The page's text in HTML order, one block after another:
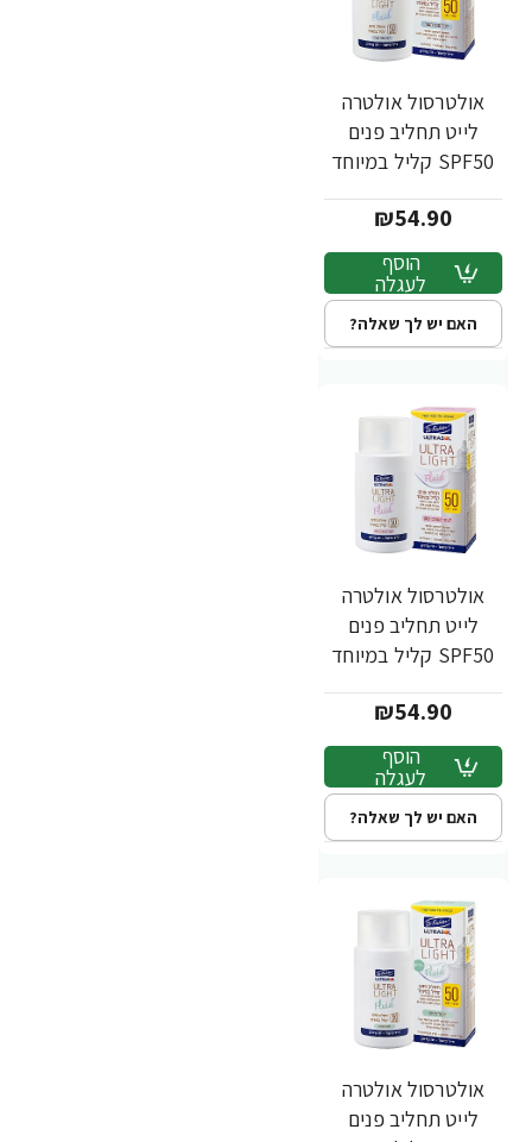
אולטרסול אולטרה
לייט תחליב פנים
SPF50 קליל במיוחד
- ד"ר פישר
₪54.90
הוסף
לעגלה
האם יש לך שאלה?
אולטרסול אולטרה
לייט תחליב פנים
SPF50 קליל במיוחד
מ"ל - ד"ר פישר
₪54.90
הוסף
לעגלה
האם יש לך שאלה?
אולטרסול אולטרה
לייט תחליב פנים